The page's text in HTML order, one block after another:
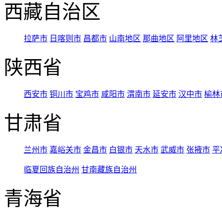
西藏自治区
拉萨市 日喀则市 昌都市 山南地区 那曲地区 阿里地区 林
陕西省
西安市 铜川市 宝鸡市 咸阳市 渭南市 延安市 汉中市 榆林
甘肃省
兰州市 嘉峪关市 金昌市 白银市 天水市 武威市 张掖市 平
临夏回族自治州 甘南藏族自治州
青海省